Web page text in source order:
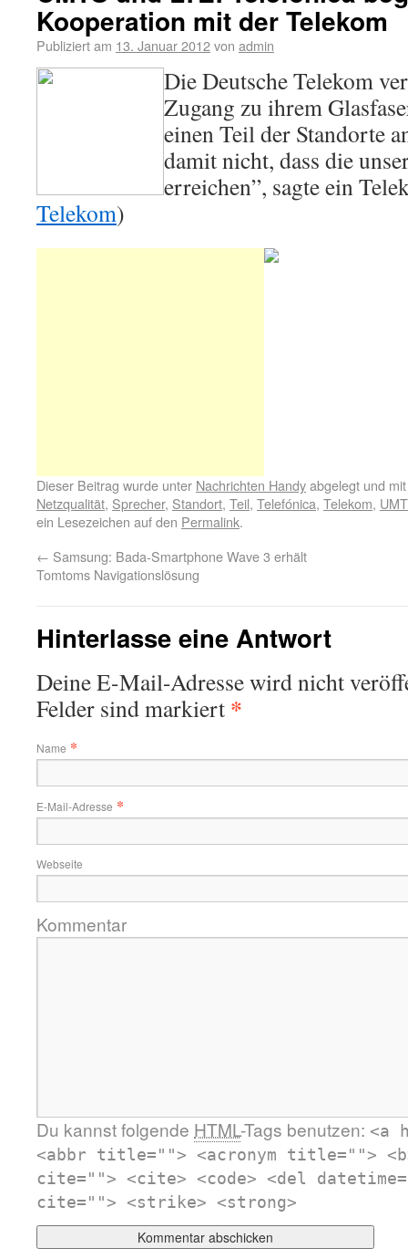
Kooperation mit der Telekom
Publiziert am 13. Januar 2012von admin
Die Deutsche Telekom
Zugang zu ihrem
einen Teil der Standorte
damit nicht, dass die
erreichen”, sagte ein
Telekom)
Dieser Beitrag wurde unter Nachrichten Handyabgelegt und
Netzqualität, Sprecher, Standort, Teil, Telefónica, Telekom,
ein Lesezeichen auf den Permalink.
← Samsung: Bada-Smartphone Wave 3 erhält
Tomtoms Navigationslösung
Hinterlasse eine Antwort
Deine E-Mail-Adresse wird nicht
Felder sind markiert *
Name *
E-Mail-Adresse *
Webseite
Kommentar
Du kannst folgende HTML-Tags benutzen: <a
<abbr title=""> <acronym title="">
cite=""> <cite> <code> <del
cite=""> <strike> <strong>